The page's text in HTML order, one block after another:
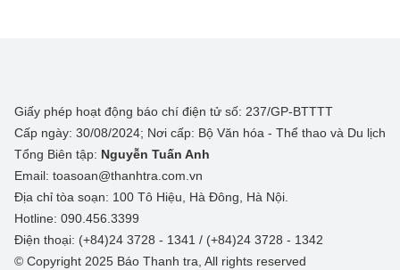
Giấy phép hoạt động báo chí điện tử số: 237/GP-BTTTT
Cấp ngày: 30/08/2024; Nơi cấp: Bộ Văn hóa - Thể thao và Du lịch
Tổng Biên tập: Nguyễn Tuấn Anh
Email: toasoan@thanhtra.com.vn
Địa chỉ tòa soạn: 100 Tô Hiệu, Hà Đông, Hà Nội.
Hotline: 090.456.3399
Điện thoại: (+84)24 3728 - 1341 / (+84)24 3728 - 1342
© Copyright 2025 Báo Thanh tra, All rights reserved